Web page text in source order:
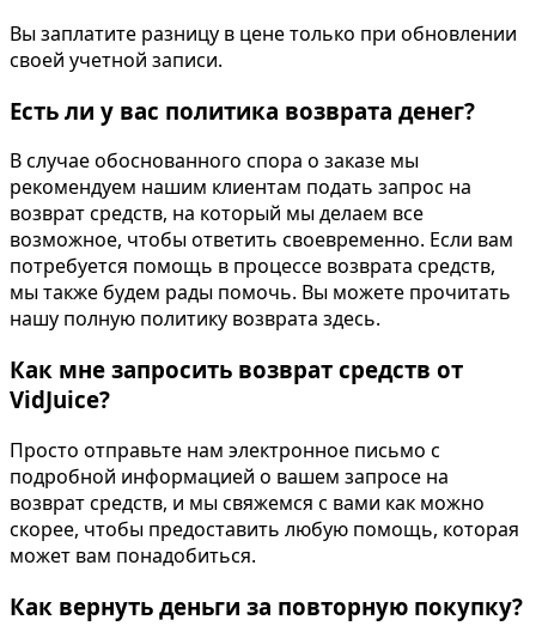
Вы заплатите разницу в цене только при обновлении
своей учетной записи.
Есть ли у вас политика возврата денег?
В случае обоснованного спора о заказе мы
рекомендуем нашим клиентам подать запрос на
возврат средств, на который мы делаем все
возможное, чтобы ответить своевременно. Если вам
потребуется помощь в процессе возврата средств,
мы также будем рады помочь. Вы можете прочитать
нашу полную политику возврата здесь.
Как мне запросить возврат средств от
VidJuice?
Просто отправьте нам электронное письмо с
подробной информацией о вашем запросе на
возврат средств, и мы свяжемся с вами как можно
скорее, чтобы предоставить любую помощь, которая
может вам понадобиться.
Как вернуть деньги за повторную покупку?